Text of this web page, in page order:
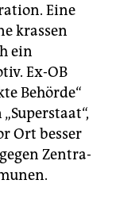
Eine
krassen
ein
Ex-OB
Behörde“
Ort besser
Zen­tra­